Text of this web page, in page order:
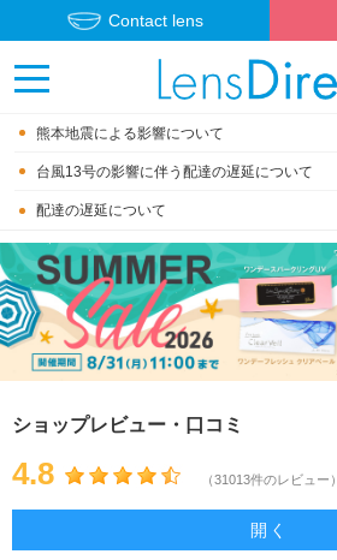
Contact lens
熊本地震による影響について
台風13号の影響に伴う配達の遅延について
配達の遅延について
ショップレビュー・口コミ
4.8 （31013件のレビュー）
開く